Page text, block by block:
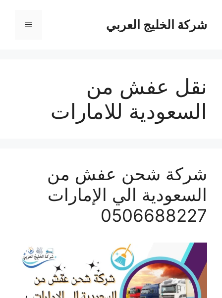
المحتوىشركة الخليج العربي القائمة
نقل عفش من
السعودية للامارات
شركة شحن عفش من
السعودية الي الإمارات
0506688227